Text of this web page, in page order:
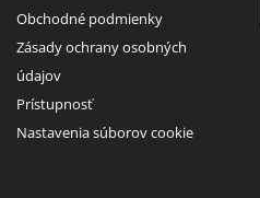
Obchodné podmienky
Zásady ochrany osobných
údajov
Prístupnosť
Nastavenia súborov cookie